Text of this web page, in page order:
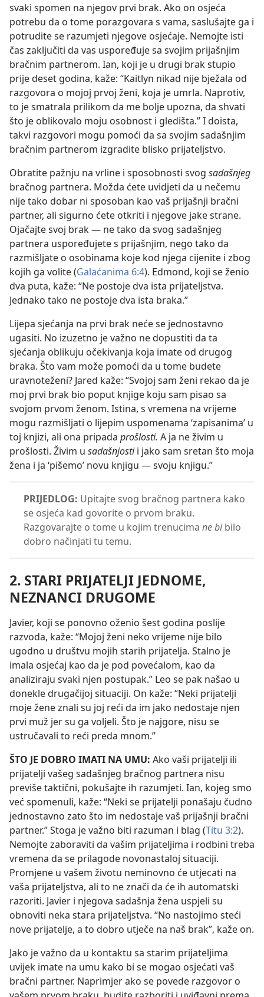
svaki spomen na njegov prvi brak. Ako on osjeća
potrebu da o tome porazgovara s vama, saslušajte ga i
potrudite se razumjeti njegove osjećaje. Nemojte isti
čas zaključiti da vas uspoređuje sa svojim prijašnjim
bračnim partnerom. Ian, koji je u drugi brak stupio
prije deset godina, kaže: “Kaitlyn nikad nije bježala od
razgovora o mojoj prvoj ženi, koja je umrla. Naprotiv,
to je smatrala prilikom da me bolje upozna, da shvati
što je oblikovalo moju osobnost i gledišta.” I doista,
takvi razgovori mogu pomoći da sa svojim sadašnjim
bračnim partnerom izgradite blisko prijateljstvo.
Obratite pažnju na vrline i sposobnosti svog sadašnjeg
bračnog partnera. Možda ćete uvidjeti da u nečemu
nije tako dobar ni sposoban kao vaš prijašnji bračni
partner, ali sigurno ćete otkriti i njegove jake strane.
Ojačajte svoj brak — ne tako da svog sadašnjeg
partnera uspoređujete s prijašnjim, nego tako da
razmišljate o osobinama koje kod njega cijenite i zbog
kojih ga volite (Galaćanima 6:4). Edmond, koji se ženio
dva puta, kaže: “Ne postoje dva ista prijateljstva.
Jednako tako ne postoje dva ista braka.”
Lijepa sjećanja na prvi brak neće se jednostavno
ugasiti. No izuzetno je važno ne dopustiti da ta
sjećanja oblikuju očekivanja koja imate od drugog
braka. Što vam može pomoći da u tome budete
uravnoteženi? Jared kaže: “Svojoj sam ženi rekao da je
moj prvi brak bio poput knjige koju sam pisao sa
svojom prvom ženom. Istina, s vremena na vrijeme
mogu razmišljati o lijepim uspomenama ‘zapisanima’ u
toj knjizi, ali ona pripada prošlosti. A ja ne živim u
prošlosti. Živim u sadašnjostii jako sam sretan što moja
žena i ja ‘pišemo’ novu knjigu — svoju knjigu.”
PRIJEDLOG: Upitajte svog bračnog partnera kako
se osjeća kad govorite o prvom braku.
Razgovarajte o tome u kojim trenucima ne bibilo
dobro načinjati tu temu.
2. STARI PRIJATELJI JEDNOME,
NEZNANCI DRUGOME
Javier, koji se ponovno oženio šest godina poslije
razvoda, kaže: “Mojoj ženi neko vrijeme nije bilo
ugodno u društvu mojih starih prijatelja. Stalno je
imala osjećaj kao da je pod povećalom, kao da
analiziraju svaki njen postupak.” Leo se pak našao u
donekle drugačijoj situaciji. On kaže: “Neki prijatelji
moje žene znali su joj reći da im jako nedostaje njen
prvi muž jer su ga voljeli. Što je najgore, nisu se
ustručavali to reći preda mnom.”
ŠTO JE DOBRO IMATI NA UMU: Ako vaši prijatelji ili
prijatelji vašeg sadašnjeg bračnog partnera nisu
previše taktični, pokušajte ih razumjeti. Ian, kojeg smo
već spomenuli, kaže: “Neki se prijatelji ponašaju čudno
jednostavno zato što im nedostaje vaš prijašnji bračni
partner.” Stoga je važno biti razuman i blag (Titu 3:2).
Nemojte zaboraviti da vašim prijateljima i rodbini treba
vremena da se prilagode novonastaloj situaciji.
Promjene u vašem životu neminovno će utjecati na
vaša prijateljstva, ali to ne znači da će ih automatski
razoriti. Javier i njegova sadašnja žena uspjeli su
obnoviti neka stara prijateljstva. “No nastojimo steći
nove prijatelje, a to dobro utječe na naš brak”, kaže on.
Jako je važno da u kontaktu sa starim prijateljima
uvijek imate na umu kako bi se mogao osjećati vaš
bračni partner. Naprimjer ako se povede razgovor o